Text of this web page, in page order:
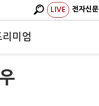
LIVE 전자신문
리미엄